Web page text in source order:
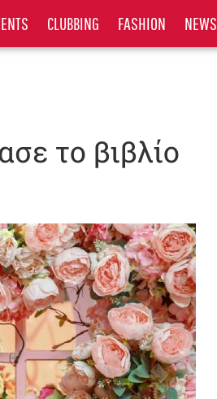
CLUBBING FASHION NEWS
το βιβλίο